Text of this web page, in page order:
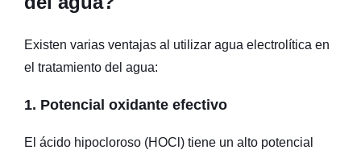
Existen varias ventajas al utilizar agua electrolítica en
el tratamiento del agua:
1. Potencial oxidante efectivo
El ácido hipocloroso (HOCl) tiene un alto potencial